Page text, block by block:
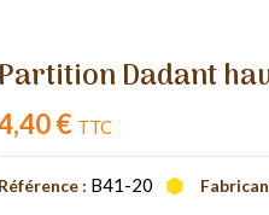
Partition Dadant
€ TTC
Référence : B41-20